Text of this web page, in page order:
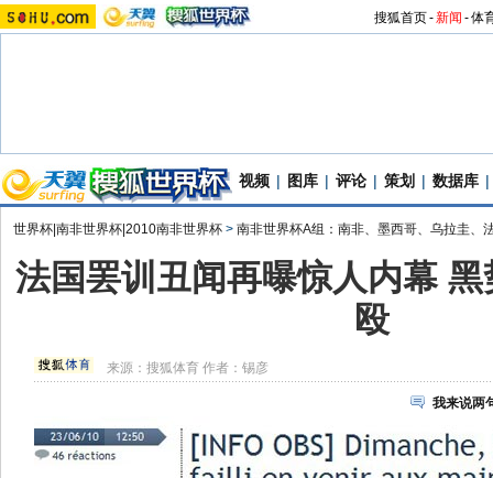
搜狐首页-新闻 -体
视频 | 图库 | 评论 | 策划 | 数据库 |
世界杯|南非世界杯|2010南非世界杯 > 南非世界杯A组：南非、墨西哥、乌拉圭、
法国罢训丑闻再曝惊人内幕
殴
来源：搜狐体育 作者：锡彦
我来说两